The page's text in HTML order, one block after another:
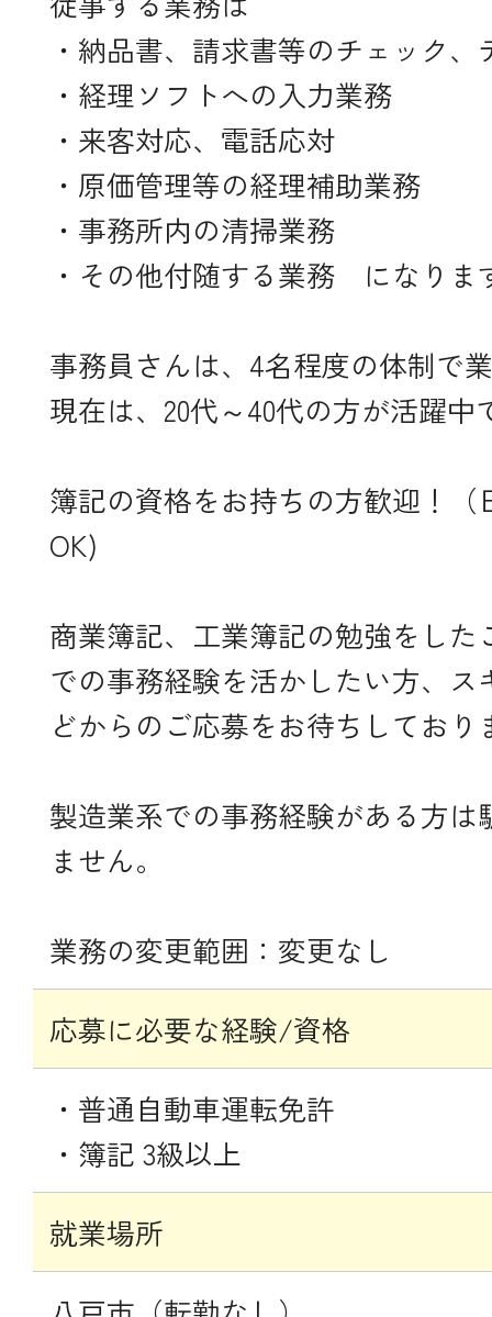
・納品書、請求書等のチェック
・経理ソフトへの入力業務
・来客対応、電話応対
・原価管理等の経理補助業務
・事務所内の清掃業務
・その他付随する業務 になりま
事務員さんは、4名程度の体制で
現在は、20代～40代の方が活躍中
簿記の資格をお持ちの方歓迎！（
OK)
商業簿記、工業簿記の勉強をし
での事務経験を活かしたい方、
どからのご応募をお待ちしており
製造業系での事務経験がある方は
ません。
業務の変更範囲：変更なし
応募に必要な経験/資格
・普通自動車運転免許
・簿記 3級以上
就業場所